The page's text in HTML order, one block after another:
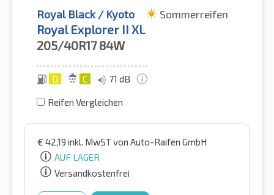
Royal Black / Kyoto Sommerreifen
Royal Explorer II XL
205/40R17 84W
D C 71 dB
Reifen Vergleichen
€ 42,19 inkl. MwSTvon Auto-Raifen GmbH
AUF LAGER
Versandkostenfrei